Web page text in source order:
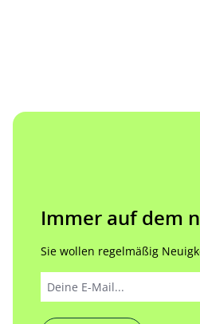
Immer auf dem
Sie wollen regelmäßig